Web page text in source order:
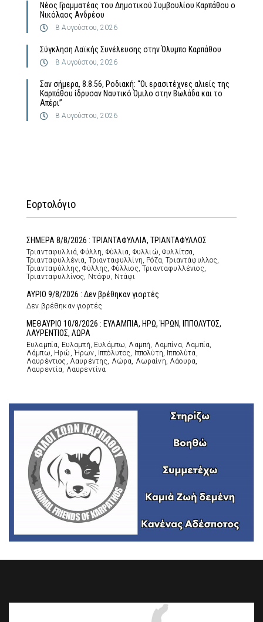
Νέος Γραμματέας του Δημοτικού Συμβουλίου Καρπάθου ο
Νικόλαος Ανδρέου
8 Αυγούστου, 2026
Σύγκληση Λαϊκής Συνέλευσης στην Όλυμπο Καρπάθου
8 Αυγούστου, 2026
Σαν σήμερα, 8.8.56, Ροδιακή: “Οι ερασιτέχνες αλιείς της
Καρπάθου ίδρυσαν Ναυτικό Όμιλο στην Βωλάδα και το
Απέρι”
8 Αυγούστου, 2026
Εορτολόγιο
ΣΗΜΕΡΑ 8/8/2026 : ΤΡΙΑΝΤΑΦΥΛΛΙΑ, ΤΡΙΑΝΤΑΦΥΛΛΟΣ
Τριανταφυλλιά, Φύλλη, Φύλλια, Φυλλιώ, Φυλλίτσα,
Τριανταφυλλένια, Τριανταφυλλίνη, Ρόζα, Τριαντάφυλλος,
Τριανταφύλλης, Φύλλης, Φύλλιος, Τριανταφυλλένιος,
Τριανταφυλλίνος, Ντάφυ, Ντάφι
ΑΥΡΙΟ 9/8/2026 : Δεν βρέθηκαν γιορτές
Δεν βρέθηκαν γιορτές
ΜΕΘΑΥΡΙΟ 10/8/2026 : ΕΥΛΑΜΠΙΑ, ΗΡΩ, ΉΡΩΝ, ΙΠΠΟΛΥΤΟΣ,
ΛΑΥΡΕΝΤΙΟΣ, ΛΩΡΑ
Ευλαμπία, Ευλαμπή, Ευλάμπω, Λαμπή, Λαμπίνα, Λαμπία,
Λάμπω, Ηρώ, Ήρων, Ιππόλυτος, Ιππολύτη, Ιππολύτα,
Λαυρέντιος, Λαυρέντης, Λώρα, Λωραίνη, Λάουρα,
Λαυρεντία, Λαυρεντίνα